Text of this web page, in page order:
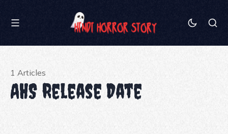
AHS Release Date
1 Articles